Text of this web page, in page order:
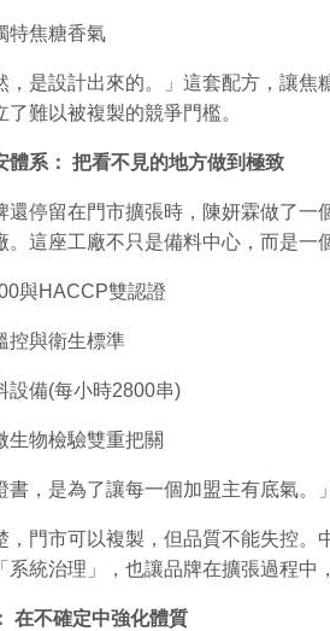
特焦糖香氣
，是設計出來的。」這套配方，讓焦
難以被複製的競爭門檻。
體系： 把看不見的地方做到極致
還停留在門市擴張時，陳妍霖做了一
。這座工廠不只是備料中心，而是一
與HACCP雙認證
控與衛生標準
設備(每小時2800串)
生物檢驗雙重把關
書，是為了讓每一個加盟主有底氣。」
，門市可以複製，但品質不能失控。
系統治理」，也讓品牌在擴張過程中
在不確定中強化體質